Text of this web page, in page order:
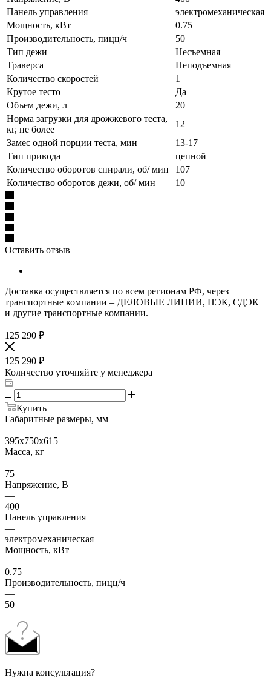
Панель управления
электромеханическая
Мощность, кВт
0.75
Производительность, пицц/ч
50
Тип дежи
Несъемная
Траверса
Неподъемная
Количество скоростей
1
Крутое тесто
Да
Объем дежи, л
20
Норма загрузки для дрожжевого теста,
кг, не более
12
Замес одной порции теста, мин
13-17
Тип привода
цепной
Количество оборотов спирали, об/ мин
107
Количество оборотов дежи, об/ мин
10
Оставить отзыв
Доставка осуществляется по всем регионам РФ, через
транспортные компании – ДЕЛОВЫЕ ЛИНИИ, ПЭК, СДЭК
и другие транспортные компании.
125 290 ₽
125 290 ₽
Количество уточняйте у менеджера
Купить
Габаритные размеры, мм
—
395х750х615
Масса, кг
—
75
Напряжение, В
—
400
Панель управления
—
электромеханическая
Мощность, кВт
—
0.75
Производительность, пицц/ч
—
50
Нужна консультация?